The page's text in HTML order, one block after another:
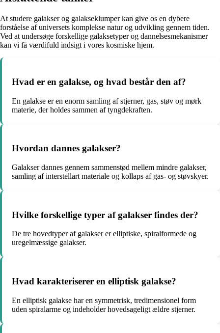
At studere galakser og galakseklumper kan give os en dybere
forståelse af universets komplekse natur og udvikling gennem tiden.
Ved at undersøge forskellige galaksetyper og dannelsesmekanismer
kan vi få værdifuld indsigt i vores kosmiske hjem.
Hvad er en galakse, og hvad består den af?
En galakse er en enorm samling af stjerner, gas, støv og mørk
materie, der holdes sammen af tyngdekraften.
Hvordan dannes galakser?
Galakser dannes gennem sammenstød mellem mindre galakser,
samling af interstellart materiale og kollaps af gas- og støvskyer.
Hvilke forskellige typer af galakser findes der?
De tre hovedtyper af galakser er elliptiske, spiralformede og
uregelmæssige galakser.
Hvad karakteriserer en elliptisk galakse?
En elliptisk galakse har en symmetrisk, tredimensionel form
uden spiralarme og indeholder hovedsageligt ældre stjerner.